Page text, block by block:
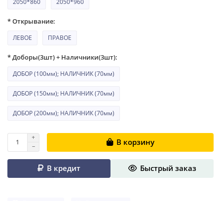
* Открывание:
ЛЕВОЕ ПРАВОЕ
* Доборы(3шт) + Наличники(3шт):
ДОБОР (100мм); НАЛИЧНИК (70мм)
ДОБОР (150мм); НАЛИЧНИК (70мм)
ДОБОР (200мм); НАЛИЧНИК (70мм)
В корзину
В кредит Быстрый заказ